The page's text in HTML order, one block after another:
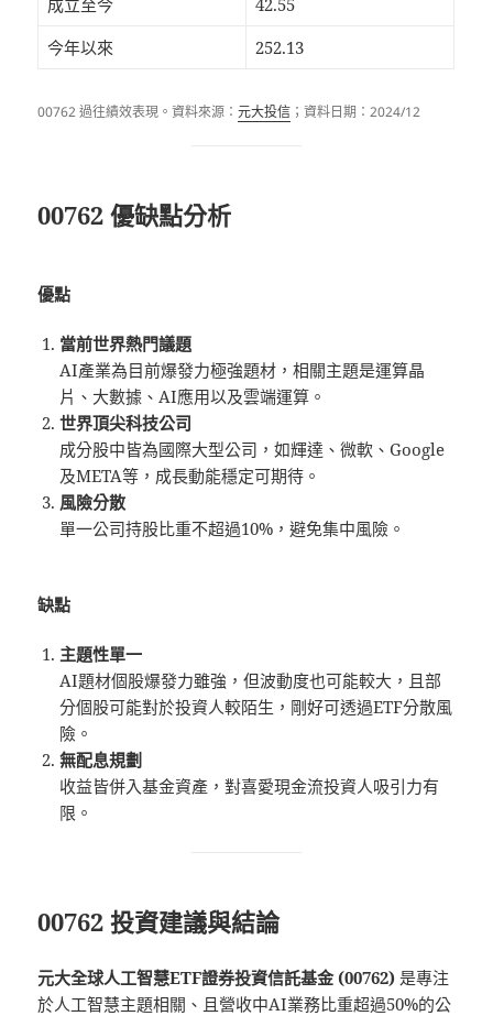
今年以來
252.13
00762 過往績效表現。資料來源：元大投信 ；資料日期：2024/12
00762 優缺點分析
優點
當前世界熱門議題
AI產業為目前爆發力極強題材，相關主題是運算晶
片、大數據、AI應用以及雲端運算。
世界頂尖科技公司
成分股中皆為國際大型公司，如輝達、微軟、Google
及META等，成長動能穩定可期待。
風險分散
單一公司持股比重不超過10%，避免集中風險。
缺點
主題性單一
AI題材個股爆發力雖強，但波動度也可能較大，且部
分個股可能對於投資人較陌生，剛好可透過ETF分散風
險。
無配息規劃
收益皆併入基金資產，對喜愛現金流投資人吸引力有
限。
00762 投資建議與結論
元大全球人工智慧ETF證券投資信託基金 (00762) 是專注
於人工智慧主題相關、且營收中AI業務比重超過50%的公